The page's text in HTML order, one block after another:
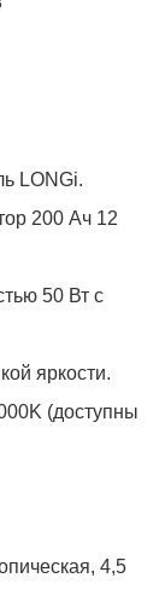
LONGi.
200 Ач 12
50 Вт с
яркости.
(доступны
4,5